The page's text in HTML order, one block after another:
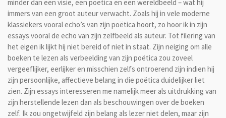
minder dan een visie, een poëtica en een wereldbeeld – wat hij
immers van een groot auteur verwacht. Zoals hij in vele moderne
klassiekers vooral echo’s van zijn poëtica hoort, zo hoor ik in zijn
essays vooral de echo van zijn zelfbeeld als auteur. Tot filering van
het eigen ik lijkt hij niet bereid of niet in staat. Zijn neiging om alle
boeken te lezen als verbeelding van zijn poëtica zou zoveel
vergeeflijker, eerlijker en misschien zelfs ontroerend zijn indien hij
zijn persoonlijke, affectieve belang in die poëtica duidelijker liet
zien. Zijn essays interesseren me namelijk meer als uitdrukking van
zijn herstellende lezen dan als beschouwingen over de boeken
zelf. Ik zou ongetwijfeld zijn belang als lezer niet delen, maar zijn